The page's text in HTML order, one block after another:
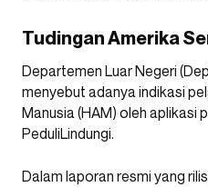
Tudingan Amerika
Departemen Luar Negeri
menyebut adanya indikasi
Manusia (HAM) oleh aplikasi
PeduliLindungi.
Dalam laporan resmi yang